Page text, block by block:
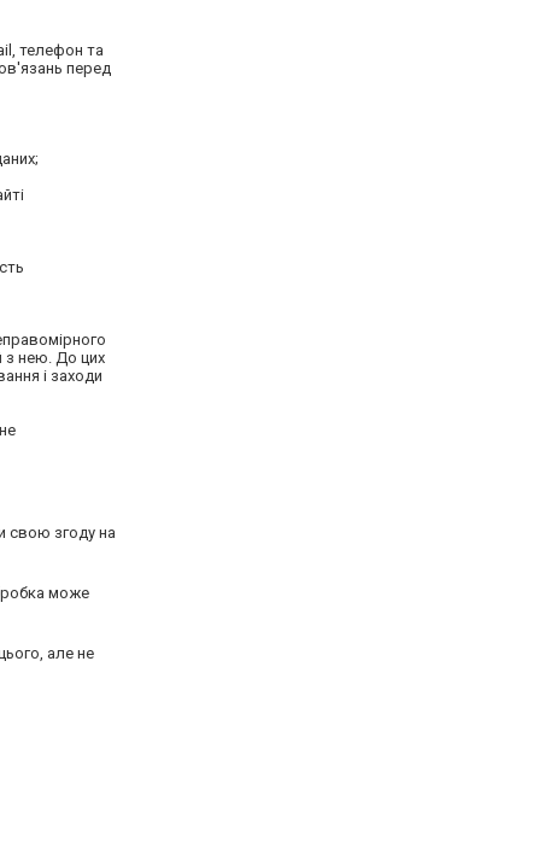
телефон та
перед
з нею. До цих
і заходи
свою згоду на
може
але не